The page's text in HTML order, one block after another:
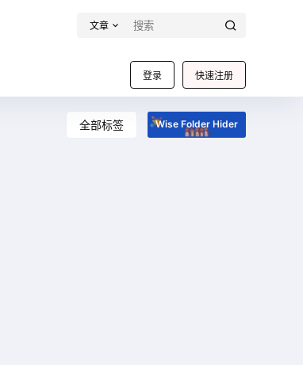
文章
登录 快速注册
全部标签 Wise Folder Hider